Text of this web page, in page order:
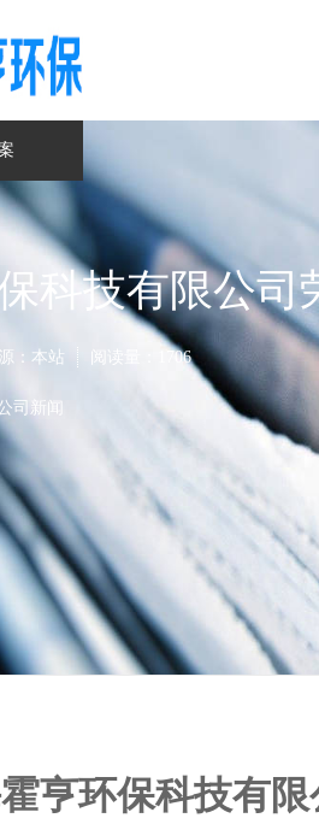
科技有限公
：本站 阅读量： 1706
司新闻
亨环保科技有